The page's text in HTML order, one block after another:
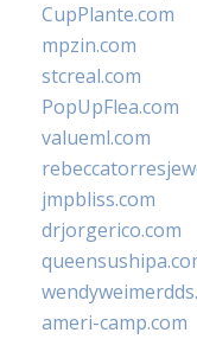
CupPlante.com
mpzin.com
stcreal.com
PopUpFlea.com
valueml.com
jmpbliss.com
drjorgerico.com
ameri-camp.com